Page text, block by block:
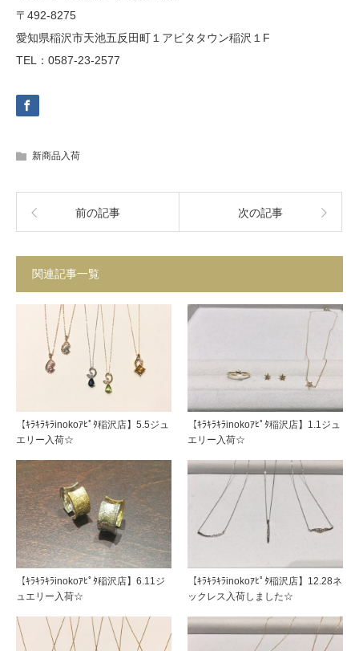
〒492-8275
愛知県稲沢市天池五反田町１アピタタウン稲沢１F
TEL：0587-23-2577
新商品入荷
前の記事 次の記事
関連記事一覧
【ｷﾗｷﾗｷﾗinokoｱﾋﾟﾀ稲沢店】5.5ジュ
エリー入荷☆
【ｷﾗｷﾗｷﾗinokoｱﾋﾟﾀ稲沢店】1.1ジュ
エリー入荷☆
【ｷﾗｷﾗｷﾗinokoｱﾋﾟﾀ稲沢店】6.11ジ
ュエリー入荷☆
【ｷﾗｷﾗｷﾗinokoｱﾋﾟﾀ稲沢店】12.28ネ
ックレス入荷しました☆